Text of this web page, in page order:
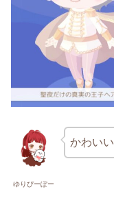
ゆりぴーぽー
かわいい